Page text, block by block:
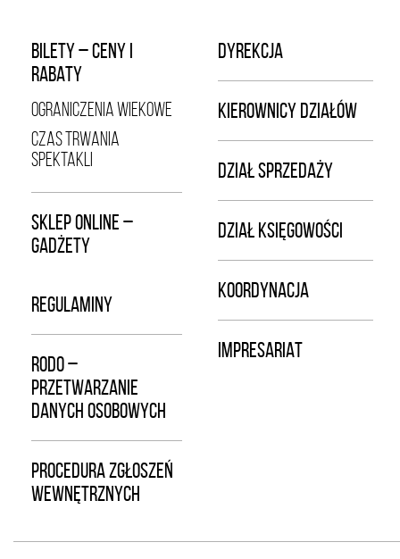
BILETY – CENY I
RABATY
OGRANICZENIA WIEKOWE
CZAS TRWANIA
SPEKTAKLI
SKLEP ONLINE –
GADŻETY
REGULAMINY
RODO –
PRZETWARZANIE
DANYCH OSOBOWYCH
PROCEDURA ZGŁOSZEŃ
WEWNĘTRZNYCH
DYREKCJA
KIEROWNICY DZIAŁÓW
DZIAŁ SPRZEDAŻY
DZIAŁ KSIĘGOWOŚCI
KOORDYNACJA
IMPRESARIAT